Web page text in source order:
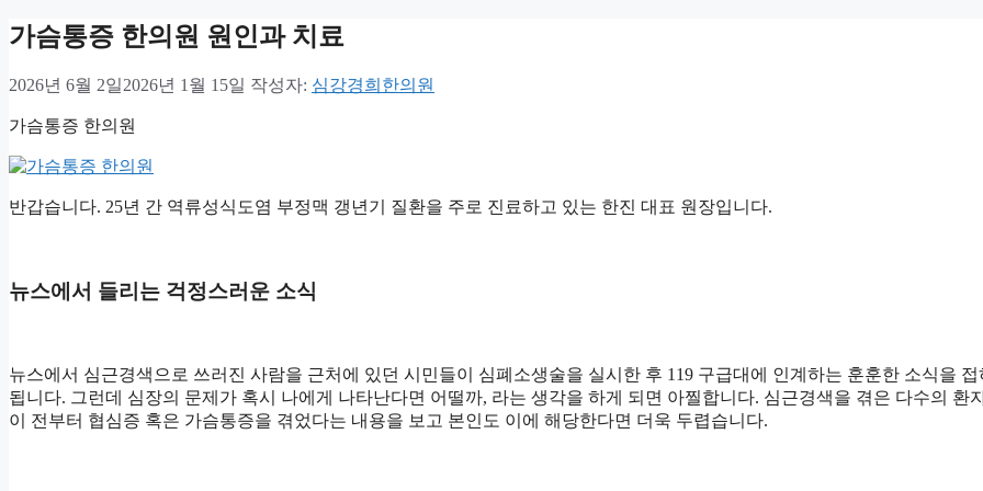
가슴통증 한의원 원인과 치료
2026년 6월 2일2026년 1월 15일 작성자: 심강경희한의원
가슴통증 한의원
반갑습니다. 25년 간 역류성식도염 부정맥 갱년기 질환을 주로 진료하고 있는 한진 대표 원장입니다.
뉴스에서 들리는 걱정스러운 소식
뉴스에서 심근경색으로 쓰러진 사람을 근처에 있던 시민들이 심폐소생술을 실시한 후 119 구급대에 인계하는 훈훈한 소식을 접
됩니다. 그런데 심장의 문제가 혹시 나에게 나타난다면 어떨까, 라는 생각을 하게 되면 아찔합니다. 심근경색을 겪은 다수의 환
이 전부터 협심증 혹은 가슴통증을 겪었다는 내용을 보고 본인도 이에 해당한다면 더욱 두렵습니다.